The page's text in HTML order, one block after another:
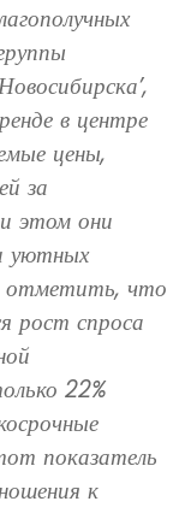
в центре
цены,
за
этом они
уютных
отметить, что
рост спроса
22%
показатель
к